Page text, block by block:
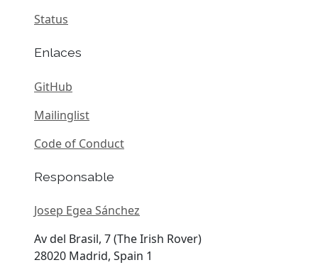
Status
Enlaces
GitHub
Mailinglist
Code of Conduct
Responsable
Josep Egea Sánchez
Av del Brasil, 7 (The Irish Rover)
28020 Madrid, Spain 1